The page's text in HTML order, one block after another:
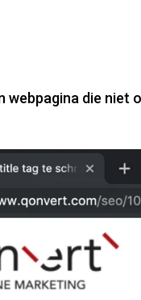
webpagina die